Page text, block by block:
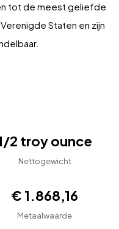
tot de meest geliefde
Staten en zijn
2 troy ounce
Nettogewicht
€ 1.868,16
Metaalwaarde